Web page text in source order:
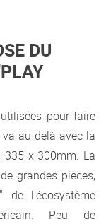
DU
pour faire
au delà avec la
x 300mm. La
grandes pièces,
de l'écosystème
Peu de